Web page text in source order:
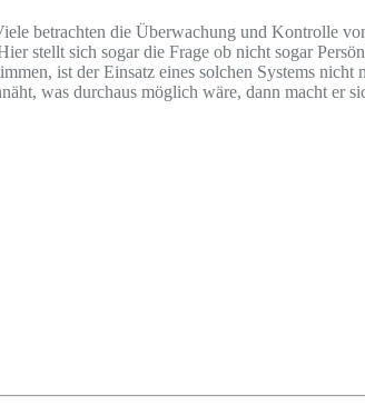
betrachten die Überwachung und Kontrolle
stellt sich sogar die Frage ob nicht sogar
ist der Einsatz eines solchen Systems nicht
was durchaus möglich wäre, dann macht er